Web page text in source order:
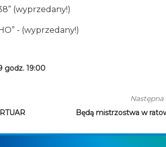
(wyprzedany!)
- (wyprzedany!)
godz. 19:00
Będą mistrzostwa w